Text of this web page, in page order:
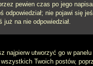
pewien czas po jego
odpowiedział; nie pojawi się
na nie odpowiedział.
najpierw utworzyć go w
Twoich postów,